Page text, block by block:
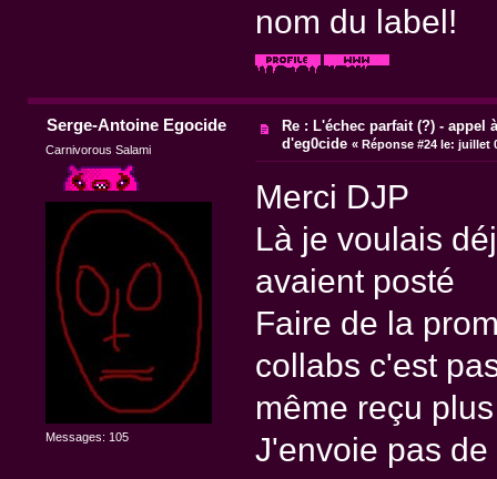
nom du label!
Serge-Antoine Egocide
Carnivorous Salami
Messages: 105
Re : L'échec parfait (?) - appel
d'eg0cide «Réponse #24 le: juillet
Merci DJP
Là je voulais
avaient posté
Faire de la
collabs c'est
même reçu
J'envoie pas